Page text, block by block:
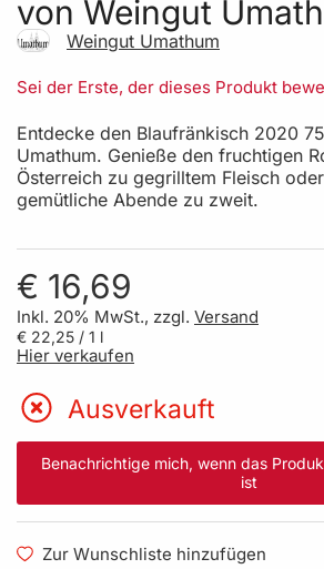
von Weingut
Weingut Umathum
Sei der Erste, der dieses Produkt
Entdecke den Blaufränkisch 2020
Umathum. Genieße den fruchtigen
Österreich zu gegrilltem Fleisch
gemütliche Abende zu zweit.
€ 16,69
Inkl. 20% MwSt., zzgl. Versand
€ 22,25 / 1 l
Hier verkaufen
Ausverkauft
Benachrichtige mich, wenn das
ist
Zur Wunschliste hinzufügen